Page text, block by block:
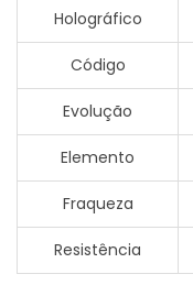
Holográfico
Código
Evolução
Elemento
Fraqueza
Resistência